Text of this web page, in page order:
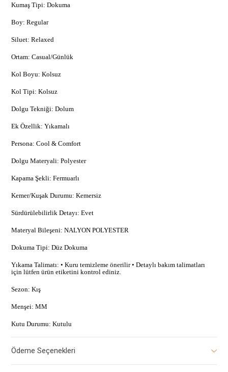
Kumaş Tipi: Dokuma
Boy: Regular
Siluet: Relaxed
Ortam: Casual/Günlük
Kol Boyu: Kolsuz
Kol Tipi: Kolsuz
Dolgu Tekniği: Dolum
Ek Özellik: Yıkamalı
Persona: Cool & Comfort
Dolgu Materyali: Polyester
Kapama Şekli: Fermuarlı
Kemer/Kuşak Durumu: Kemersiz
Sürdürülebilirlik Detayı: Evet
Materyal Bileşeni: NALYON POLYESTER
Dokuma Tipi: Düz Dokuma
Yıkama Talimatı: • Kuru temizleme önerilir • Detaylı bakım talimatları
için lütfen ürün etiketini kontrol ediniz.
Sezon: Kış
Menşei: MM
Kutu Durumu: Kutulu
Ödeme Seçenekleri